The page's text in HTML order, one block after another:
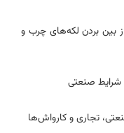
بین بردن لکه‌های چرب و
شرایط صنعتی
تجاری و کارواش‌ها